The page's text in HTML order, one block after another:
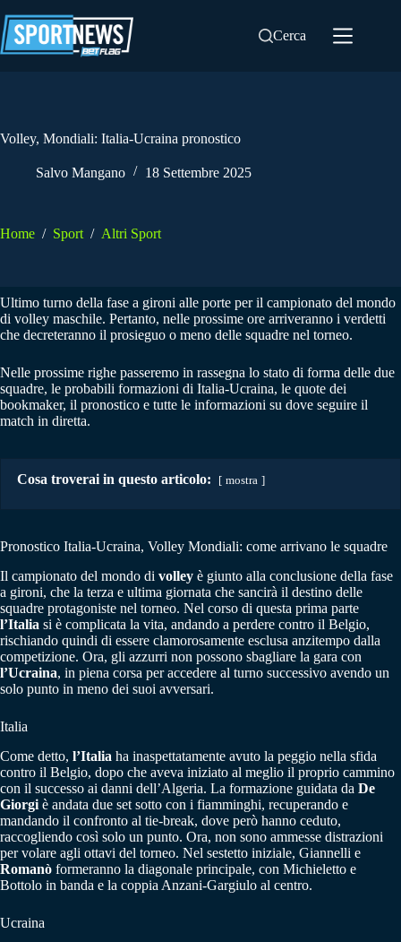
al
contenuto
Cerca
Volley, Mondiali: Italia-Ucraina pronostico
Salvo Mangano 18 Settembre 2025
Home / Sport / Altri Sport
Ultimo turno della fase a gironi alle porte per il campionato del mondo
di volley maschile. Pertanto, nelle prossime ore arriveranno i verdetti
che decreteranno il prosieguo o meno delle squadre nel torneo.
Nelle prossime righe passeremo in rassegna lo stato di forma delle due
squadre, le probabili formazioni di Italia-Ucraina, le quote dei
bookmaker, il pronostico e tutte le informazioni su dove seguire il
match in diretta.
Cosa troverai in questo articolo: mostra
Pronostico Italia-Ucraina, Volley Mondiali: come arrivano le squadre
Il campionato del mondo di volley è giunto alla conclusione della fase
a gironi, che la terza e ultima giornata che sancirà il destino delle
squadre protagoniste nel torneo. Nel corso di questa prima parte
l’Italia si è complicata la vita, andando a perdere contro il Belgio,
rischiando quindi di essere clamorosamente esclusa anzitempo dalla
competizione. Ora, gli azzurri non possono sbagliare la gara con
l’Ucraina, in piena corsa per accedere al turno successivo avendo un
solo punto in meno dei suoi avversari.
Italia
Come detto, l’Italia ha inaspettatamente avuto la peggio nella sfida
contro il Belgio, dopo che aveva iniziato al meglio il proprio cammino
con il successo ai danni dell’Algeria. La formazione guidata da De
Giorgi è andata due set sotto con i fiamminghi, recuperando e
mandando il confronto al tie-break, dove però hanno ceduto,
raccogliendo così solo un punto. Ora, non sono ammesse distrazioni
per volare agli ottavi del torneo. Nel sestetto iniziale, Giannelli e
Romanò formeranno la diagonale principale, con Michieletto e
Bottolo in banda e la coppia Anzani-Gargiulo al centro.
Ucraina